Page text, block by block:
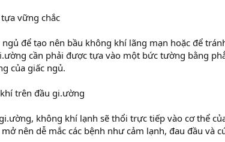
vững chắc
để tạo nên bầu không khí lãng mạn hoặc để
cần phải được tựa vào một bức tường bằng
của giấc ngủ.
trên đầu gi.ường
không khí lạnh sẽ thổi trực tiếp vào cơ thể
nên dễ mắc các bệnh như cảm lạnh, đau đầu và